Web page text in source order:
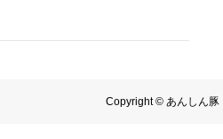
Copyright © あんしん